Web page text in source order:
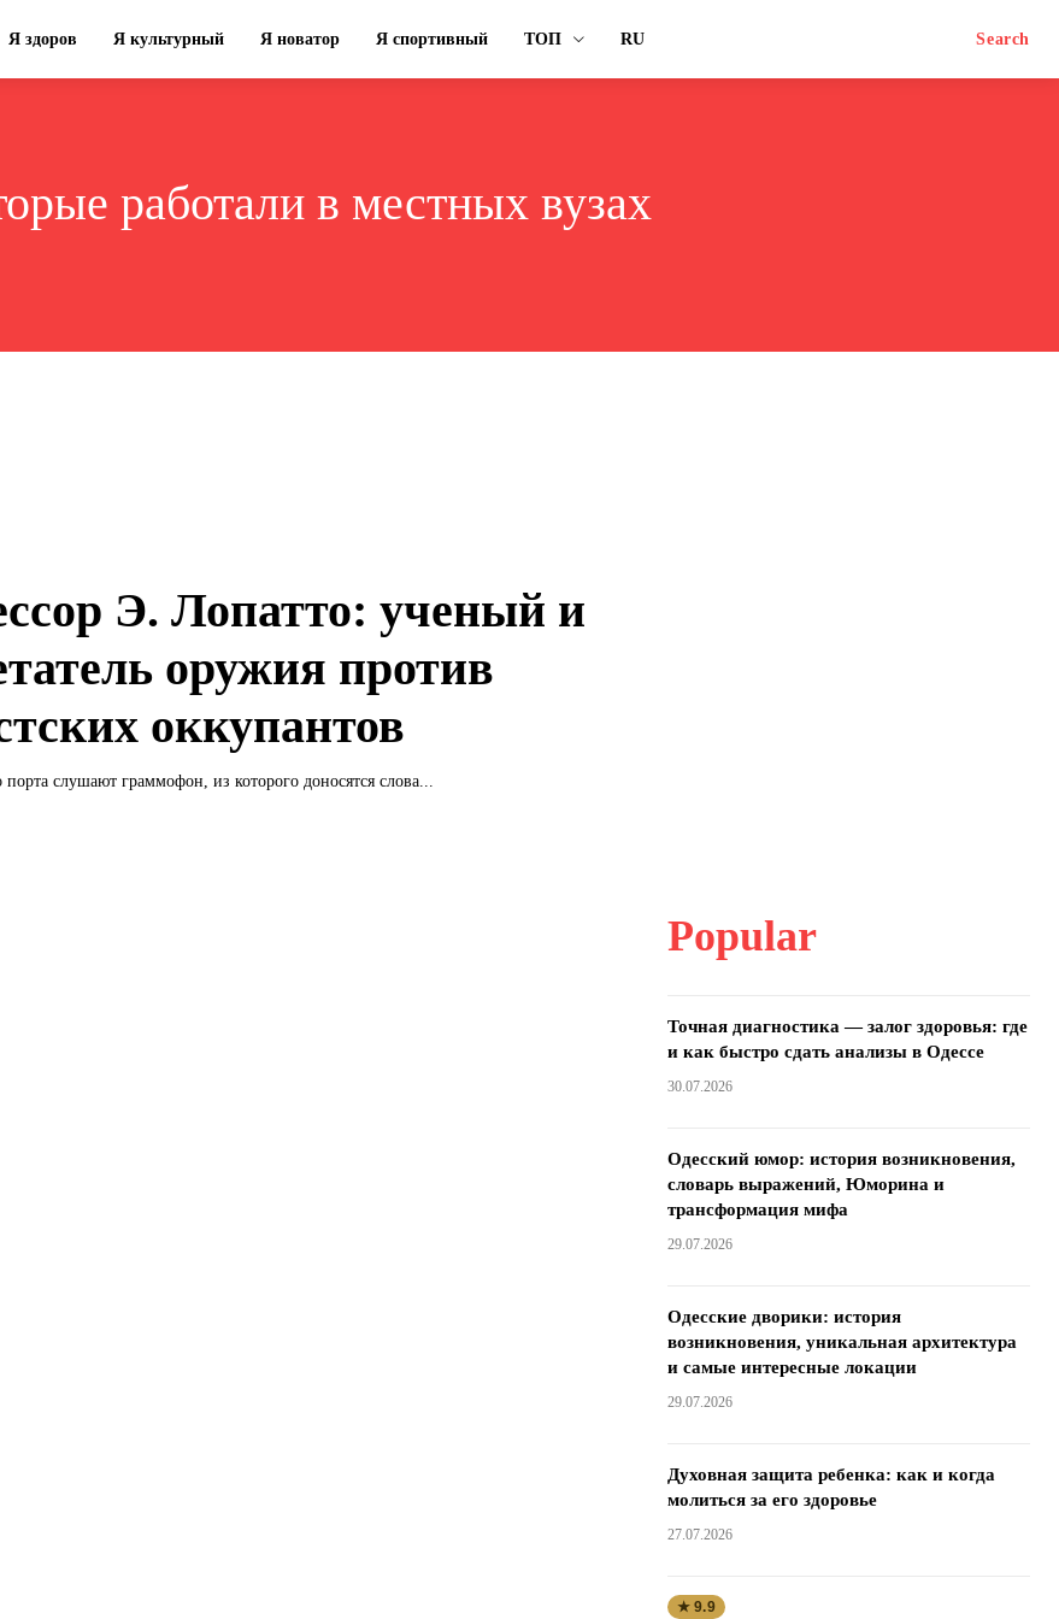
Я здоров Я культурный Я новатор Я спортивный ТОП RU Search
работали в местных вузах
Э. Лопатто: ученый и
оружия против
оккупантов
порта слушают граммофон, из которого доносятся слова...
Popular
Точная диагностика — залог здоровья: где
и как быстро сдать анализы в Одессе
30.07.2026
Одесский юмор: история возникновения,
словарь выражений, Юморина и
трансформация мифа
29.07.2026
Одесские дворики: история
возникновения, уникальная архитектура
и самые интересные локации
29.07.2026
Духовная защита ребенка: как и когда
молиться за его здоровье
27.07.2026
★ 9.9